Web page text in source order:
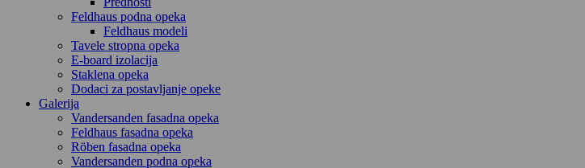
Feldhaus podna opeka
Feldhaus modeli
Tavele stropna opeka
E-board izolacija
Staklena opeka
Dodaci za postavljanje opeke
Galerija
Vandersanden fasadna opeka
Feldhaus fasadna opeka
Röben fasadna opeka
Vandersanden podna opeka